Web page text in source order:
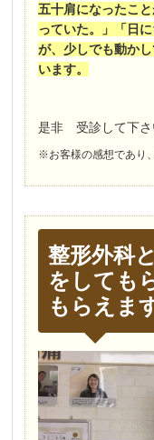
五十肩になったこ
っていた。」「日
が、少しでも動か
います。
是非 受診して下さ
※お客様の感想であり
整形外科
をしても
もらえま